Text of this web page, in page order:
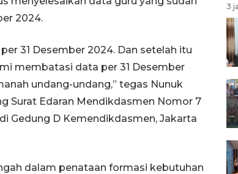
2024.
31 Desember 2024. Dan setelah itu
membatasi data per 31 Desember
undang-undang,” tegas Nunuk
Surat Edaran Mendikdasmen Nomor 7
Gedung D Kemendikdasmen, Jakarta
dalam penataan formasi kebutuhan
3